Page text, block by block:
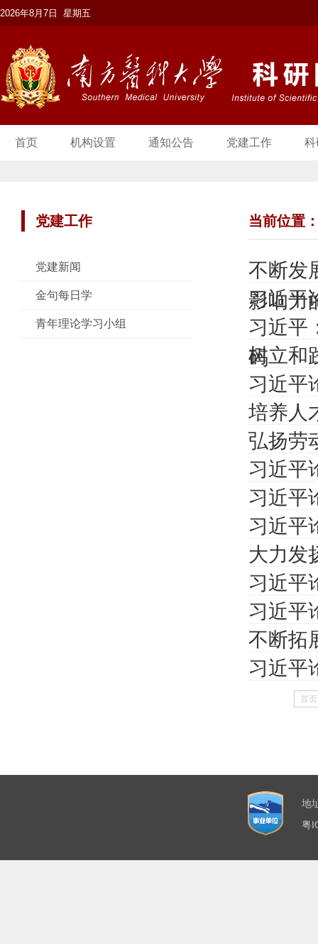
2026年8月7日 星期五
首页 机构设置 通知公告 党建工作 科
党建工作
党建新闻
金句每日学
青年理论学习小组
当前位置
不断发
影响力
习近平
习近平
码
树立和
习近平
培养人
弘扬劳
习近平
习近平
习近平
大力发
习近平
习近平
不断拓
习近平
首页
地
粤